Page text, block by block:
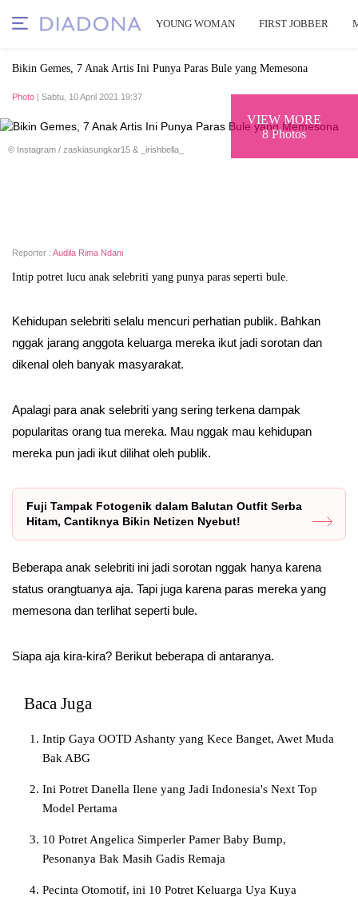
YOUNG WOMAN FIRST JOBBER
Bikin Gemes, 7 Anak Artis Ini Punya Paras Bule yang Memesona
Photo | Sabtu, 10 April 2021 19:37
VIEW MORE
8 Photos
© Instagram / zaskiasungkar15 & _irishbella_
Reporter : Audila Rima Ndani
Intip potret lucu anak selebriti yang punya paras seperti bule.
Kehidupan selebriti selalu mencuri perhatian publik. Bahkan
nggak jarang anggota keluarga mereka ikut jadi sorotan dan
dikenal oleh banyak masyarakat.
Apalagi para anak selebriti yang sering terkena dampak
popularitas orang tua mereka. Mau nggak mau kehidupan
mereka pun jadi ikut dilihat oleh publik.
Fuji Tampak Fotogenik dalam Balutan Outfit Serba
Hitam, Cantiknya Bikin Netizen Nyebut!
Beberapa anak selebriti ini jadi sorotan nggak hanya karena
status orangtuanya aja. Tapi juga karena paras mereka yang
memesona dan terlihat seperti bule.
Siapa aja kira-kira? Berikut beberapa di antaranya.
Baca Juga
Intip Gaya OOTD Ashanty yang Kece Banget, Awet Muda
Bak ABG
Ini Potret Danella Ilene yang Jadi Indonesia's Next Top
Model Pertama
10 Potret Angelica Simperler Pamer Baby Bump,
Pesonanya Bak Masih Gadis Remaja
Pecinta Otomotif, ini 10 Potret Keluarga Uya Kuya